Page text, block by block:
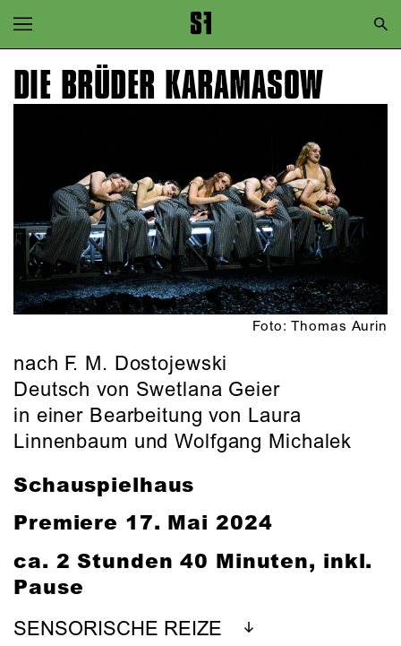
Zur Hauptnavigation springen
Zum Hauptinhalt springen
Zum Footer springen
DIE BRÜDER KARAMASOW
Foto: Thomas Aurin
nach F. M. Dostojewski
Deutsch von Swetlana Geier
in einer Bearbeitung von Laura
Linnenbaum und Wolfgang Michalek
Schauspielhaus
Premiere 17. Mai 2024
ca. 2 Stunden 40 Minuten, inkl.
Pause
SENSORISCHE REIZE